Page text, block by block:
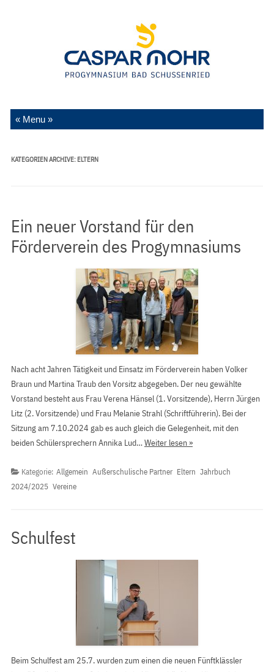
Zum Inhalt springen
KATEGORIEN ARCHIVE: ELTERN
Ein neuer Vorstand für den
Förderverein des Progymnasiums
Nach acht Jahren Tätigkeit und Einsatz im Förderverein haben Volker
Braun und Martina Traub den Vorsitz abgegeben. Der neu gewählte
Vorstand besteht aus Frau Verena Hänsel (1. Vorsitzende), Herrn Jürgen
Litz (2. Vorsitzende) und Frau Melanie Strahl (Schriftführerin). Bei der
Sitzung am 7.10.2024 gab es auch gleich die Gelegenheit, mit den
beiden Schülersprechern Annika Lud…Weiter lesen »
Kategorie: Allgemein Außerschulische Partner Eltern Jahrbuch
2024/2025 Vereine
Schulfest
Beim Schulfest am 25.7. wurden zum einen die neuen Fünftklässler